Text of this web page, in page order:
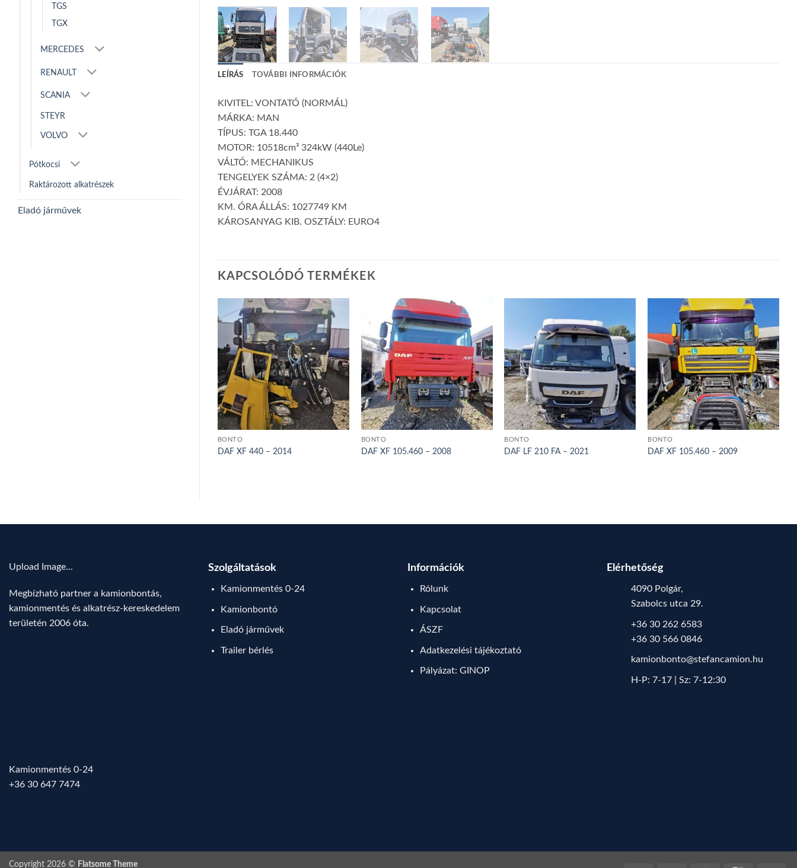
TGS
TGX
MERCEDES
RENAULT
SCANIA
STEYR
VOLVO
Pótkocsi
Raktározott alkatrészek
Eladó járművek
LEÍRÁS TOVÁBBI INFORMÁCIÓK
KIVITEL: VONTATÓ (NORMÁL)
MÁRKA: MAN
TÍPUS: TGA 18.440
MOTOR: 10518cm³ 324kW (440Le)
VÁLTÓ: MECHANIKUS
TENGELYEK SZÁMA: 2 (4×2)
ÉVJÁRAT: 2008
KM. ÓRA ÁLLÁS: 1027749 KM
KÁROSANYAG KIB. OSZTÁLY: EURO4
KAPCSOLÓDÓ TERMÉKEK
BONTÓ
DAF XF 440 – 2014
BONTÓ
DAF XF 105.460 – 2008
BONTÓ
DAF LF 210 FA – 2021
BONTÓ
DAF XF 105.460 – 2009
Upload Image...
Megbízható partner a kamionbontás,
kamionmentés és alkatrész-kereskedelem
területén 2006 óta.
Szolgáltatások
Kamionmentés 0-24
Kamionbontó
Eladó járművek
Trailer bérlés
Információk
Rólunk
Kapcsolat
ÁSZF
Adatkezelési tájékoztató
Pályázat: GINOP
Elérhetőség
4090 Polgár,
Szabolcs utca 29.
+36 30 262 6583
+36 30 566 0846
kamionbonto@stefancamion.hu
H-P: 7-17 | Sz: 7-12:30
Kamionmentés 0-24
+36 30 647 7474
Copyright 2026 © Flatsome Theme